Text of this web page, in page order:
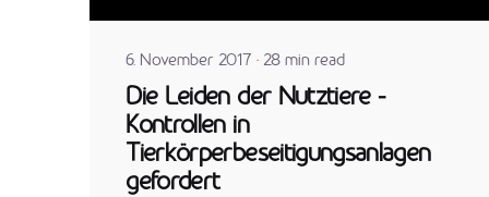
6. November 2017 28 min read
Die Leiden der Nutztiere -
Kontrollen in
Tierkörperbeseitigungsanlagen
gefordert